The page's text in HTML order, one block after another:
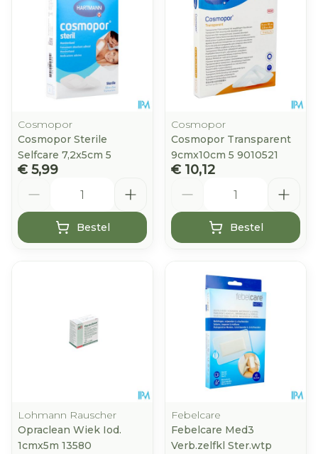
Cosmopor
Cosmopor Sterile
Selfcare 7,2x5cm 5
€ 5,99
Bestel
Cosmopor
Cosmopor Transparent
9cmx10cm 5 9010521
€ 10,12
Bestel
Lohmann Rauscher
Opraclean Wiek Iod.
1cmx5m 13580
Febelcare
Febelcare Med3
Verb.zelfkl Ster.wtp